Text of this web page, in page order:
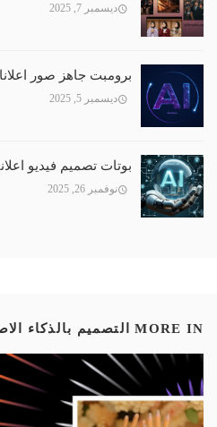
ديسمبر 7, 2025
برومبت جاهز صور اعلانات
ديسمبر 5, 2025
بوتات تصميم فيديو
نوفمبر 26, 2025
MORE IN التصميم بالذكاء